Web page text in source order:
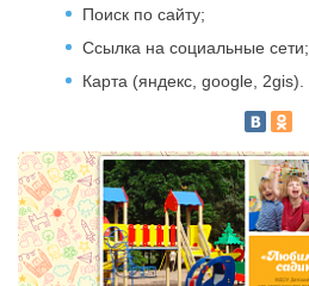
Поиск по сайту;
Ссылка на социальные сети;
Карта (яндекс, google, 2gis).